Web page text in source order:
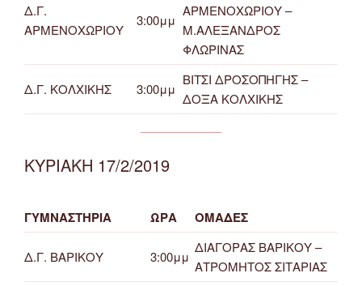
Δ.Γ.
ΑΡΜΕΝΟΧΩΡΙΟΥ
3:00μμ
ΑΡΜΕΝΟΧΩΡΙΟΥ –
Μ.ΑΛΕΞΑΝΔΡΟΣ
ΦΛΩΡΙΝΑΣ
Δ.Γ. ΚΟΛΧΙΚΗΣ 3:00μμ
ΒΙΤΣΙ ΔΡΟΣΟΠΗΓΗΣ –
ΔΟΞΑ ΚΟΛΧΙΚΗΣ
ΚΥΡΙΑΚΗ 17/2/2019
ΓΥΜΝΑΣΤΗΡΙΑ ΩΡΑ ΟΜΑΔΕΣ
Δ.Γ. ΒΑΡΙΚΟΥ 3:00μμ
ΔΙΑΓΟΡΑΣ ΒΑΡΙΚΟΥ –
ΑΤΡΟΜΗΤΟΣ ΣΙΤΑΡΙΑΣ